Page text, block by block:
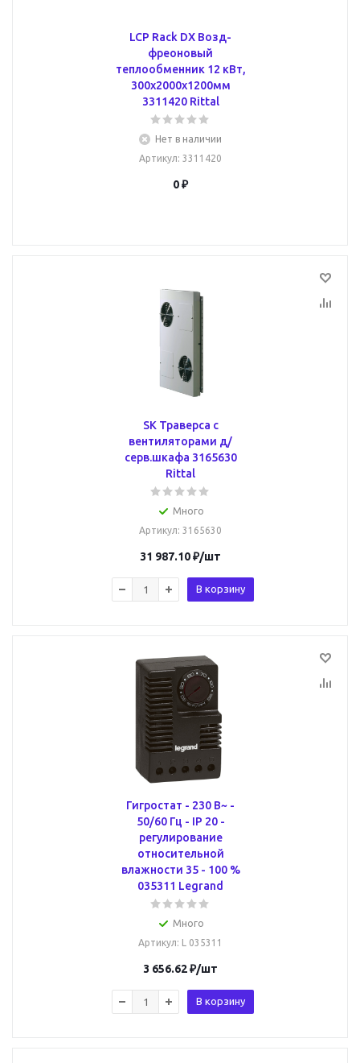
LCP Rack DX Возд-
фреоновый
теплообменник 12 кВт,
300x2000x1200мм
3311420 Rittal
Нет в наличии
Артикул: 3311420
0 ₽
SK Траверса с
вентиляторами д/
серв.шкафа 3165630
Rittal
Много
Артикул: 3165630
31 987.10₽/шт
В корзину
Гигростат - 230 В~ -
50/60 Гц - IP 20 -
регулирование
относительной
влажности 35 - 100 %
035311 Legrand
Много
Артикул: L 035311
3 656.62₽/шт
В корзину